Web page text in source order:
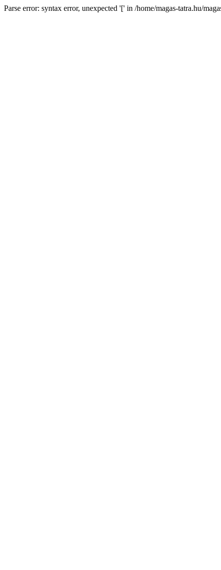
Parse error: syntax error, unexpected '[' in /home/magas-tatra.hu/